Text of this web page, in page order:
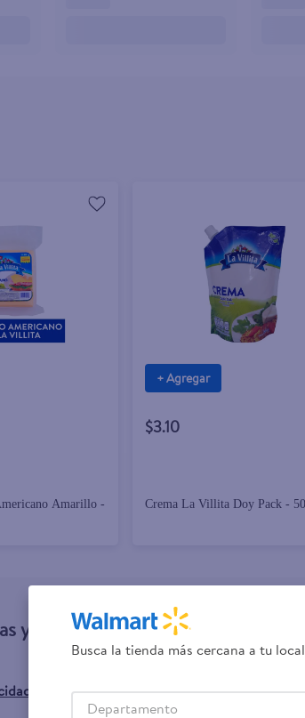
Amarillo -
+ Agregar
$3.10
Crema La Villita Doy Pack -
y promociones!
y losTérminos y Condiciones, así como
Busca la tienda más cercana a tu
Departamento